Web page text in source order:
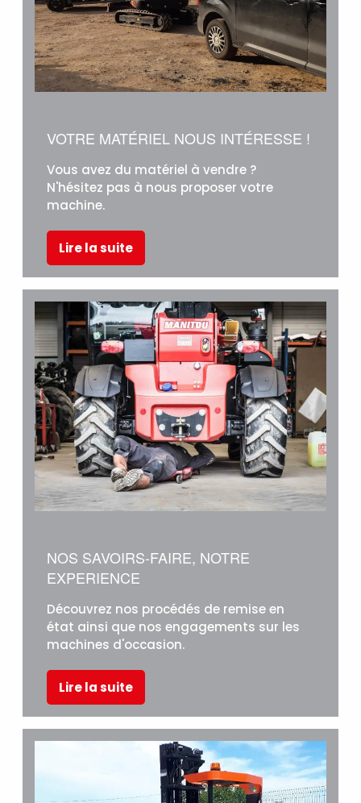
VOTRE MATÉRIEL NOUS INTÉRESSE !
Vous avez du matériel à vendre ?
N'hésitez pas à nous proposer votre
machine.
Lire la suite
NOS SAVOIRS-FAIRE, NOTRE
EXPERIENCE
Découvrez nos procédés de remise en
état ainsi que nos engagements sur les
machines d'occasion.
Lire la suite